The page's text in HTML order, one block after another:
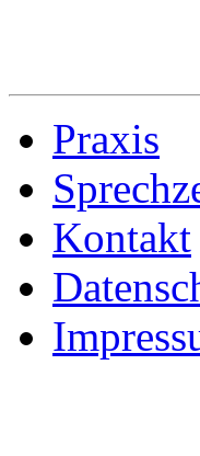
Praxis
Kontakt